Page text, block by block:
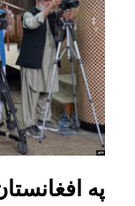
په